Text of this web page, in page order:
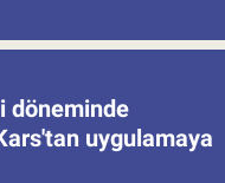
döneminde
uygulamaya